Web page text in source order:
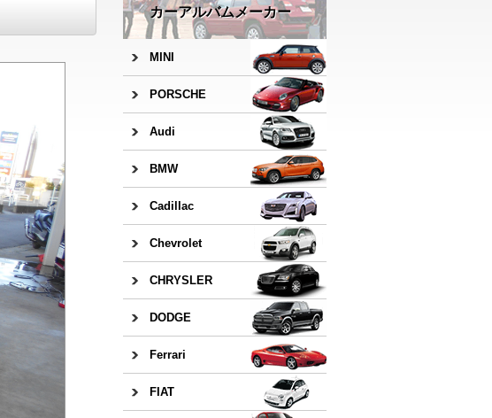
カーアルバムメーカー
MINI
PORSCHE
Audi
BMW
Cadillac
Chevrolet
CHRYSLER
DODGE
Ferrari
FIAT